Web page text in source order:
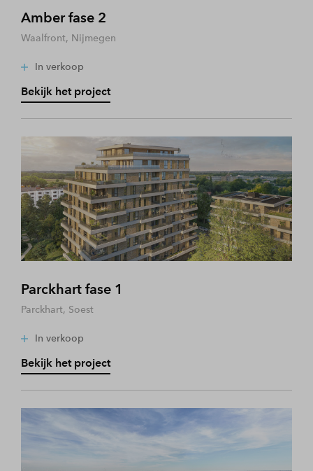
Amber fase 2
Waalfront, Nijmegen
In verkoop
Bekijk het project
Parckhart fase 1
Parckhart, Soest
In verkoop
Bekijk het project